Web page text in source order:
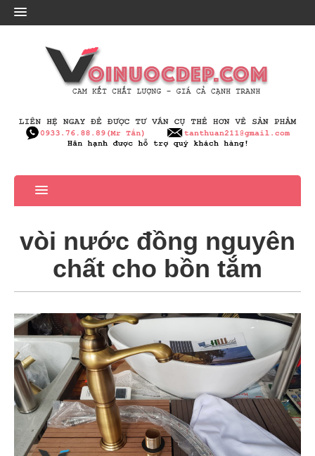
vòi nước đồng nguyên
chất cho bồn tắm